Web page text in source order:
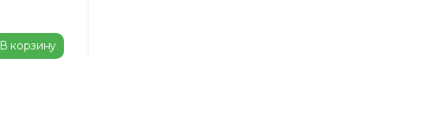
В корзину